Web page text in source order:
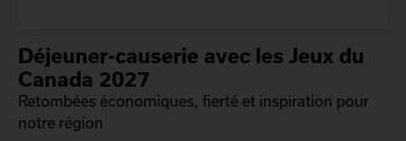
Déjeuner-causerie avec les Jeux du
Canada 2027
Retombées économiques, fierté et inspiration pour
notre région